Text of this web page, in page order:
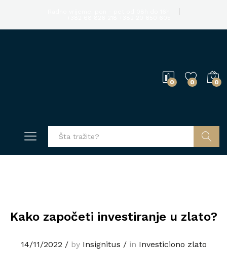
0 0 0
Kako započeti investiranje u zlato?
14/11/2022 /by Insignitus /in Investiciono zlato